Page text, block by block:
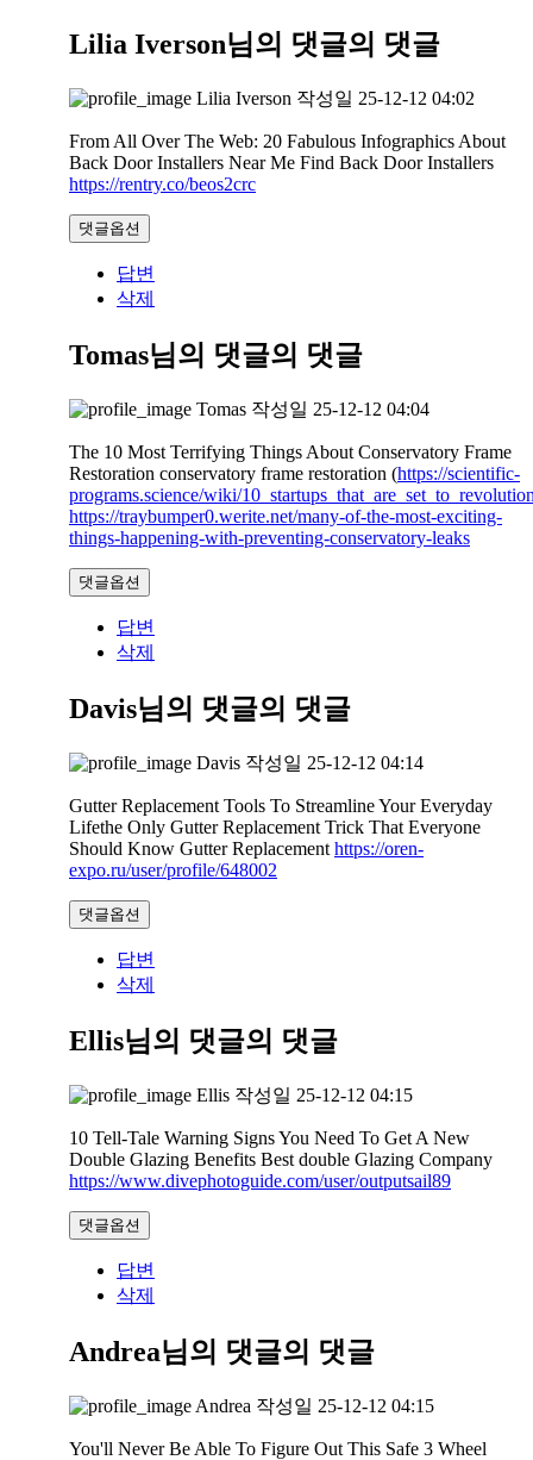
Lilia Iverson님의 댓글의 댓글
Lilia Iverson 작성일 25-12-12 04:02
From All Over The Web: 20 Fabulous Infographics About
Back Door Installers Near Me Find Back Door Installers
https://rentry.co/beos2crc
댓글옵션
답변
삭제
Tomas님의 댓글의 댓글
Tomas 작성일 25-12-12 04:04
The 10 Most Terrifying Things About Conservatory Frame
Restoration conservatory frame restoration (https://scientific-
programs.science/wiki/
https://traybumper0.werite.net/many-of-the-most-exciting-
things-happening-with-preventing-conservatory-leaks
댓글옵션
답변
삭제
Davis님의 댓글의 댓글
Davis 작성일 25-12-12 04:14
Gutter Replacement Tools To Streamline Your Everyday
Lifethe Only Gutter Replacement Trick That Everyone
Should Know Gutter Replacement https://oren-
expo.ru/user/profile/648002
댓글옵션
답변
삭제
Ellis님의 댓글의 댓글
Ellis 작성일 25-12-12 04:15
10 Tell-Tale Warning Signs You Need To Get A New
Double Glazing Benefits Best double Glazing Company
https://www.divephotoguide.com/user/outputsail89
댓글옵션
답변
삭제
Andrea님의 댓글의 댓글
Andrea 작성일 25-12-12 04:15
You'll Never Be Able To Figure Out This Safe 3 Wheel